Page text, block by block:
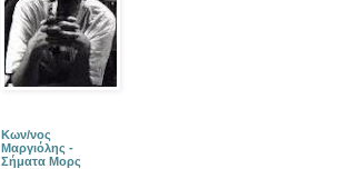
Κων/νος
Μαργιόλης -
Σήματα Μορς